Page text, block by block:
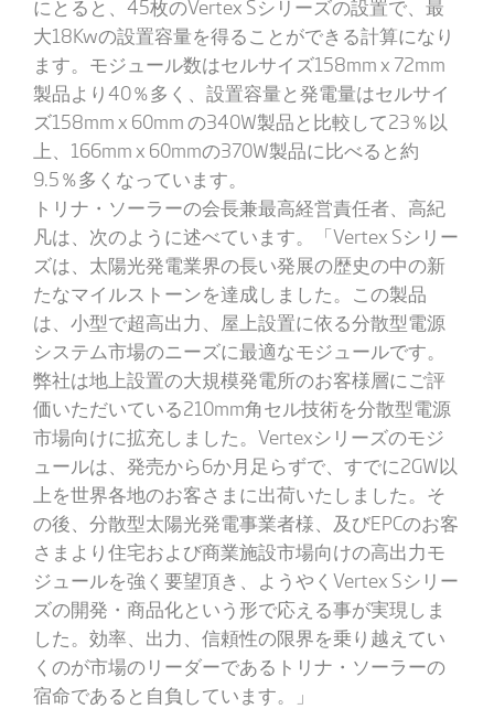
にとると、45枚のVertex Sシリーズの設置で、最
大18Kwの設置容量を得ることができる計算になり
ます。モジュール数はセルサイズ158mm x 72mm
製品より40％多く、設置容量と発電量はセルサイ
ズ158mm x 60mm の340W製品と比較して23％以
上、166mm x 60mmの370W製品に比べると約
9.5％多くなっています。
トリナ・ソーラーの会長兼最高経営責任者、高紀
凡は、次のように述べています。「Vertex Sシリー
ズは、太陽光発電業界の長い発展の歴史の中の新
たなマイルストーンを達成しました。この製品
は、小型で超高出力、屋上設置に依る分散型電源
システム市場のニーズに最適なモジュールです。
弊社は地上設置の大規模発電所のお客様層にご評
価いただいている210mm角セル技術を分散型電源
市場向けに拡充しました。Vertexシリーズのモジ
ュールは、発売から6か月足らずで、すでに2GW以
上を世界各地のお客さまに出荷いたしました。そ
の後、分散型太陽光発電事業者様、及びEPCのお客
さまより住宅および商業施設市場向けの高出力モ
ジュールを強く要望頂き、ようやくVertex Sシリー
ズの開発・商品化という形で応える事が実現しま
した。効率、出力、信頼性の限界を乗り越えてい
くのが市場のリーダーであるトリナ・ソーラーの
宿命であると自負しています。」